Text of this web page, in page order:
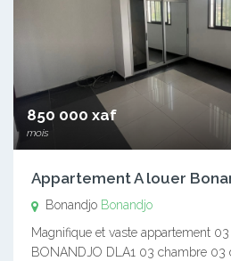
850 000 xaf
mois
Appartement A louer
Bonandjo Bonandjo
Magnifique et vaste appartement
BONANDJO DLA1 03 chambre 03